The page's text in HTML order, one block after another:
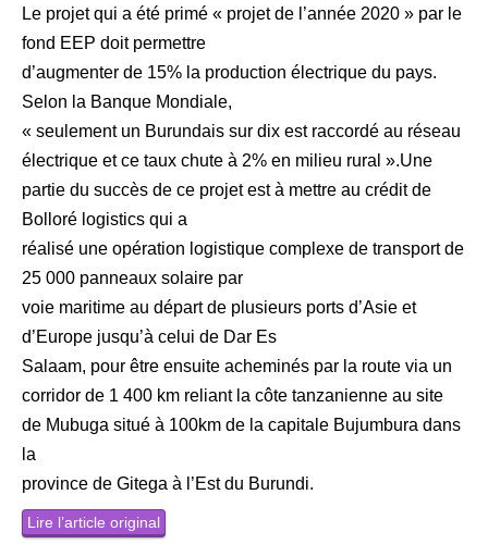
Le projet qui a été primé « projet de l’année 2020 » par le
fond EEP doit permettre
d’augmenter de 15% la production électrique du pays.
Selon la Banque Mondiale,
« seulement un Burundais sur dix est raccordé au réseau
électrique et ce taux chute à 2% en milieu rural ».Une
partie du succès de ce projet est à mettre au crédit de
Bolloré logistics qui a
réalisé une opération logistique complexe de transport de
25 000 panneaux solaire par
voie maritime au départ de plusieurs ports d’Asie et
d’Europe jusqu’à celui de Dar Es
Salaam, pour être ensuite acheminés par la route via un
corridor de 1 400 km reliant la côte tanzanienne au site
de Mubuga situé à 100km de la capitale Bujumbura dans
la
province de Gitega à l’Est du Burundi.
Lire l’article original